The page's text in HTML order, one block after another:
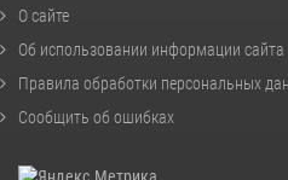
О сайте
Об использовании информации сайта
Правила обработки персональных
Сообщить об ошибках